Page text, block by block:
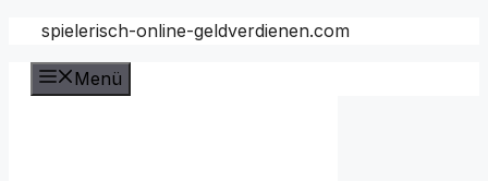
Zum
Inhalt
springen
spielerisch-online-geldverdienen.com
Menü